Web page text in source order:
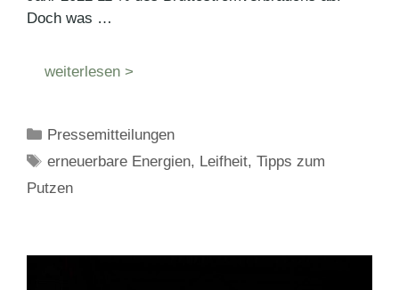
Doch was …
weiterlesen >
Kategorien
Pressemitteilungen
Schlagwörter
erneuerbare Energien, Leifheit,Tipps zum
Putzen